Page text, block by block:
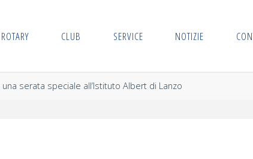
ROTARY CLUB SERVICE NOTIZIE
serata speciale all’Istituto Albert di Lanzo